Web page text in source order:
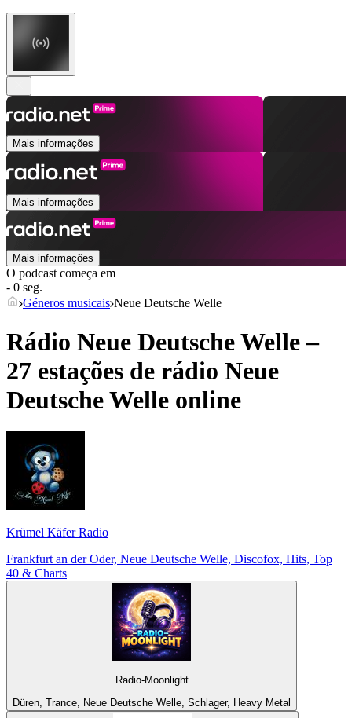
Mais informações
Mais informações
Mais informações
O podcast começa em
- 0 seg.
Géneros musicais Neue Deutsche Welle
Rádio Neue Deutsche Welle –
27 estações de rádio Neue
Deutsche Welle online
Krümel Käfer Radio
Frankfurt an der Oder, Neue Deutsche Welle, Discofox, Hits, Top
40 & Charts
Radio-Moonlight
Düren, Trance, Neue Deutsche Welle, Schlager, Heavy Metal